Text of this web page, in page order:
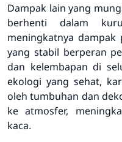
Dampak lain yang
berhenti dalam
meningkatnya
yang stabil berperan
dan kelembapan di
ekologi yang sehat,
oleh tumbuhan dan
ke atmosfer,
kaca.